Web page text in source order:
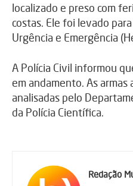
localizado e preso com
costas. Ele foi levado
Urgência e Emergência
A Polícia Civil informou
em andamento. As armas
analisadas pelo
da Polícia Científica.
Redação